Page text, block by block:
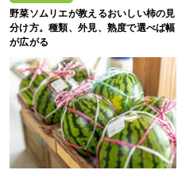
野菜ソムリエが教えるおいしい柿の見
分け方。種類、外見、熟度で選べば幅
が広がる